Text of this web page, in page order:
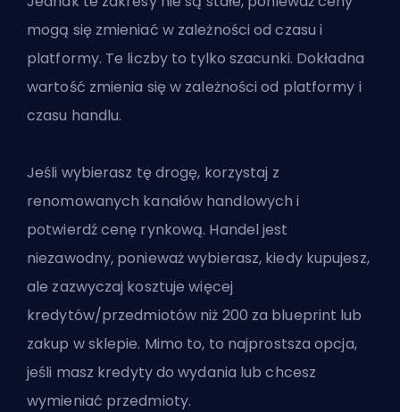
mogą się zmieniać w zależności od czasu i
platformy. Te liczby to tylko szacunki. Dokładna
wartość zmienia się w zależności od platformy i
czasu handlu.
Jeśli wybierasz tę drogę, korzystaj z
renomowanych kanałów handlowych i
potwierdź cenę rynkową. Handel jest
niezawodny, ponieważ wybierasz, kiedy kupujesz,
ale zazwyczaj kosztuje więcej
kredytów/przedmiotów niż 200 za blueprint lub
zakup w sklepie. Mimo to, to najprostsza opcja,
jeśli masz kredyty do wydania lub chcesz
wymieniać przedmioty.